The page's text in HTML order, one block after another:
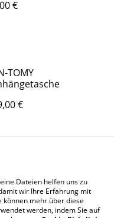
€
TOMY
€
Legal Terms
Dateien helfen uns zu
wir Ihre Erfahrung mit
können mehr über diese
werden, indem Sie auf